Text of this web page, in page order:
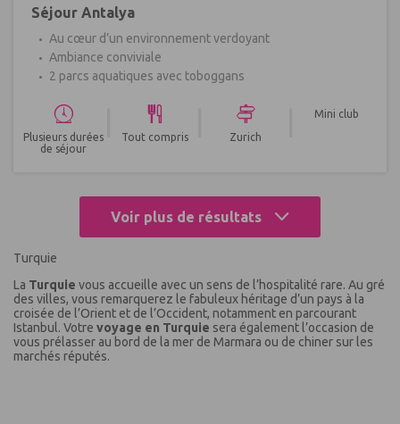
Séjour Antalya
Au cœur d’un environnement verdoyant
Ambiance conviviale
2 parcs aquatiques avec toboggans
Plusieurs durées
de séjour
Tout compris Zurich
Mini club
Voir plus de résultats
Turquie
La Turquie vous accueille avec un sens de l’hospitalité rare. Au gré
des villes, vous remarquerez le fabuleux héritage d’un pays à la
croisée de l’Orient et de l’Occident, notamment en parcourant
Istanbul. Votre voyage en Turquie sera également l’occasion de
vous prélasser au bord de la mer de Marmara ou de chiner sur les
marchés réputés.